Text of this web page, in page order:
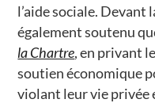
l’aide sociale. Devant
également soutenu
la Chartre, en privant
soutien économique
violant leur vie privée